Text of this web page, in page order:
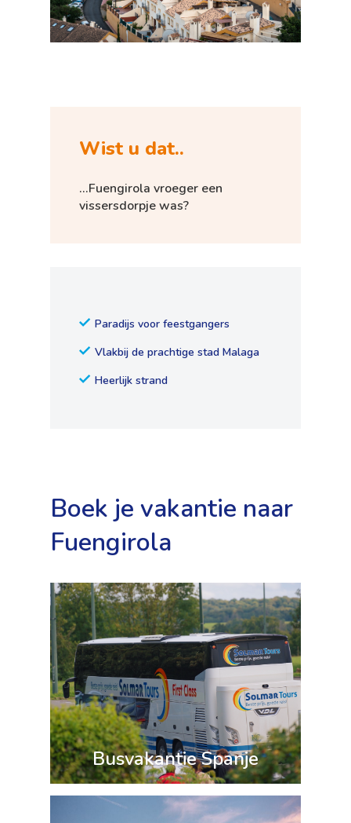
Wist u dat..
...Fuengirola vroeger een
vissersdorpje was?
Paradijs voor feestgangers
Vlakbij de prachtige stad Malaga
Heerlijk strand
Boek je vakantie naar
Fuengirola
Busvakantie Spanje